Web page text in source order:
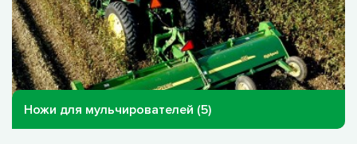
Ножи для мульчирователей (5)